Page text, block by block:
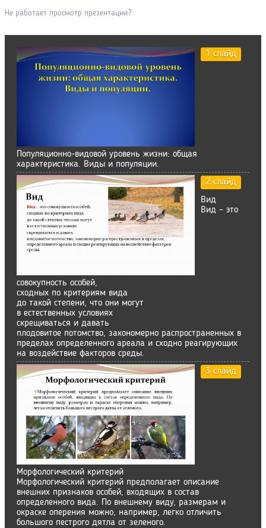
Не работает просмотр презентации?
1 слайд
Популяционно-видовой уровень жизни: общая
характеристика. Виды и популяции.
2 слайд
Вид
Вид – это
совокупность особей,
сходных по критериям вида
до такой степени, что они могут
в естественных условиях
скрещиваться и давать
плодовитое потомство, закономерно распространенных в
пределах определенного ареала и сходно реагирующих
на воздействие факторов среды.
3 слайд
Морфологический критерий
Морфологический критерий предполагает описание
внешних признаков особей, входящих в состав
определенного вида. По внешнему виду, размерам и
окраске оперения можно, например, легко отличить
большого пестрого дятла от зеленого.